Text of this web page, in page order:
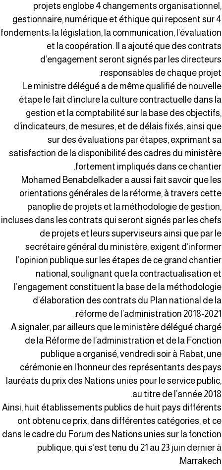
projets englobe 4 changements
gestionnaire, numérique et éthique qui reposent sur
fondements: la législation, la communication,
et la coopération. Il a ajouté que des
d’engagement seront signés par les
responsables de chaque
Le ministre délégué a de même qualifié de
étape le fait d’inclure la culture contractuelle dans
gestion et la comptabilité sur la base des
d’indicateurs, de mesures, et de délais fixés, ainsi
sur des évaluations par étapes, exprimant
satisfaction de la disponibilité des cadres du
fortement impliqués dans ce
Mohamed Benabdelkader a aussi fait savoir que
orientations générales de la réforme, à travers
panoplie de projets et la méthodologie de
incluses dans les contrats qui seront signés par les
de projets et leurs superviseurs ainsi que par
secrétaire général du ministère, exigent
l’opinion publique sur les étapes de ce grand
national, soulignant que la contractualisation
l’engagement constituent la base de la
d’élaboration des contrats du Plan national de
réforme de l’administration 2018-
A signaler, par ailleurs que le ministère délégué
de la Réforme de l’administration et de la
publique a organisé, vendredi soir à Rabat,
cérémonie en l’honneur des représentants des
lauréats du prix des Nations unies pour le service
au titre de l’année
Ainsi, huit établissements publics de huit pays
ont obtenu ce prix, dans différentes catégories, et
dans le cadre du Forum des Nations unies sur la
publique, qui s’est tenu du 21 au 23 juin dernier